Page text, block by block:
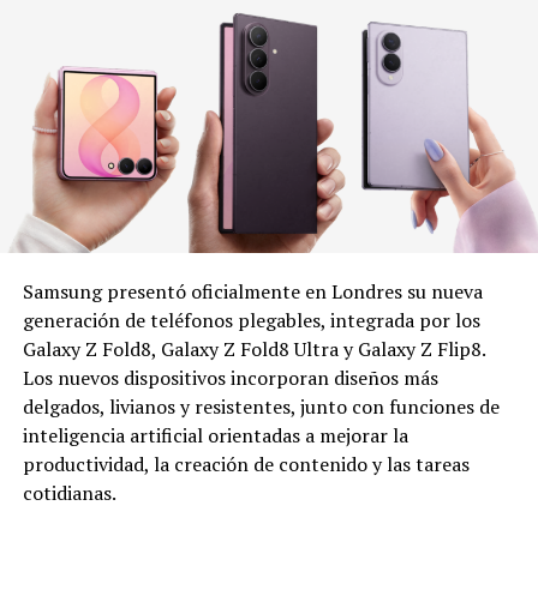
Samsung presentó oficialmente en Londres su nueva
generación de teléfonos plegables, integrada por los
Galaxy Z Fold8, Galaxy Z Fold8 Ultra y Galaxy Z Flip8.
Los nuevos dispositivos incorporan diseños más
delgados, livianos y resistentes, junto con funciones de
inteligencia artificial orientadas a mejorar la
productividad, la creación de contenido y las tareas
cotidianas.